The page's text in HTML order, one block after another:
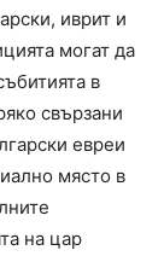
иврит и
могат да
в
свързани
евреи
място в
на цар